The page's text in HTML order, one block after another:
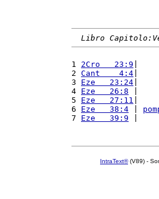
Libro
1 2Cro   23:9
2 Cant    4:4 |
3 Eze   23:24 |
4 Eze   26:8
5 Eze   27:11 |
6 Eze   38:4
7 Eze   39:9 |
IntraText®(V89) -